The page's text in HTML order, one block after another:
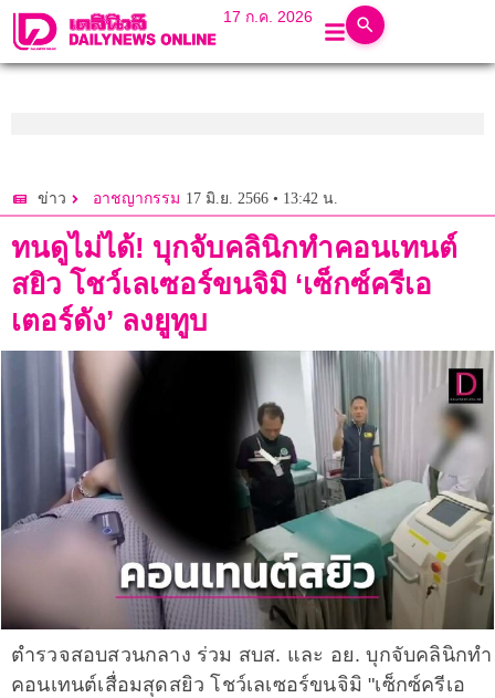
17 ก.ค. 2026
ข่าว อาชญากรรม 17 มิ.ย. 2566 • 13:42 น.
ทนดูไม่ได้! บุกจับคลินิกทำคอนเทนต์
สยิว โชว์เลเซอร์ขนจิมิ ‘เซ็กซ์ครีเอ
เตอร์ดัง’ ลงยูทูบ
ตำรวจสอบสวนกลาง ร่วม สบส. และ อย. บุกจับคลินิกทำ
คอนเทนต์เสื่อมสุดสยิว โชว์เลเซอร์ขนจิมิ "เซ็กซ์ครีเอ